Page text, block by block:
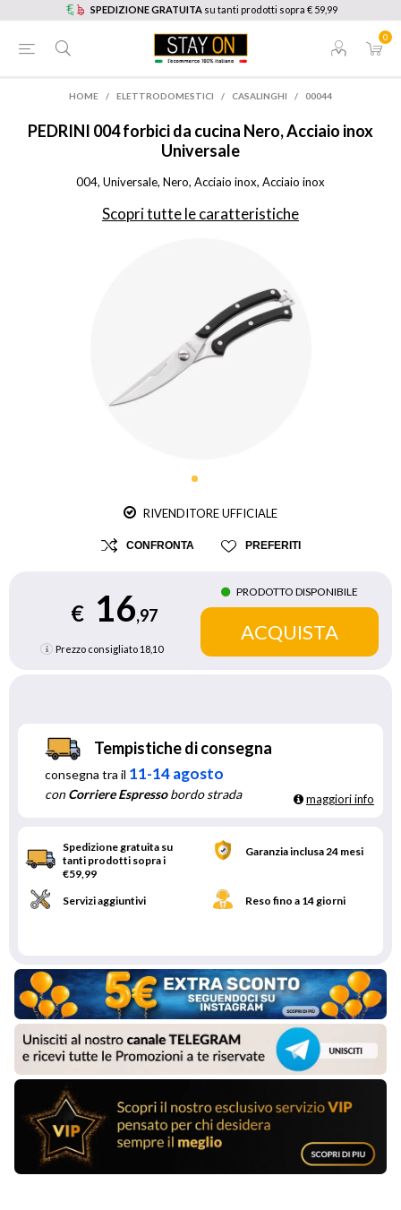
SPEDIZIONE GRATUITA su tanti prodotti sopra € 59,99
0
HOME / ELETTRODOMESTICI / CASALINGHI / 00044
PEDRINI 004 forbici da cucina Nero, Acciaio inox
Universale
004, Universale, Nero, Acciaio inox, Acciaio inox
Scopri tutte le caratteristiche
RIVENDITORE UFFICIALE
CONFRONTA PREFERITI
€ 16,97
Prezzo consigliato 18,10
PRODOTTO DISPONIBILE
Tempistiche di consegna
consegna tra il 11-14 agosto
conCorriere Espressobordo strada maggiori info
Spedizione gratuita su
tanti prodotti sopra i
€59,99
Garanzia inclusa 24 mesi
Servizi aggiuntivi Reso fino a 14 giorni